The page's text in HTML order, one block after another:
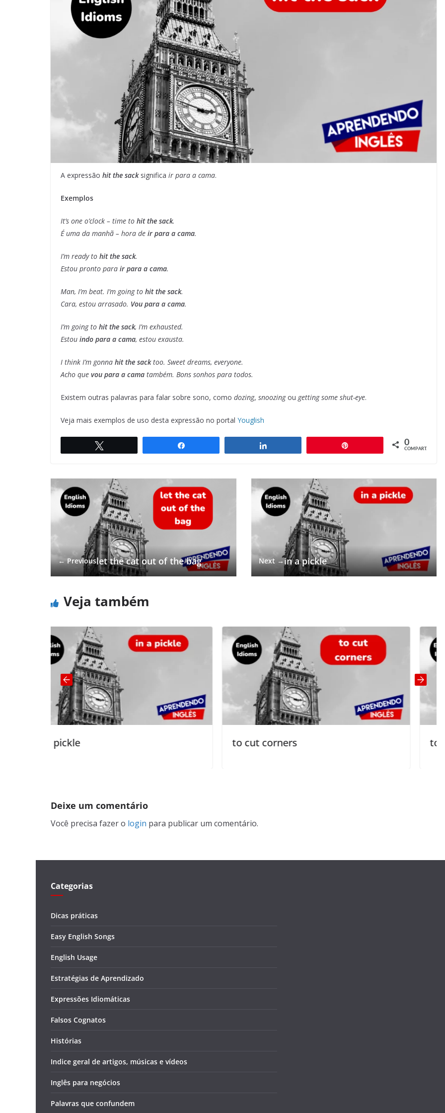
A expressão hit the sacksignifica ir para a cama.
Exemplos
It’s one o’clock – time to hit the sack.
É uma da manhã – hora de ir para a cama.
I’m ready to hit the sack.
Estou pronto para ir para a cama.
Man, I’m beat. I’m going to hit the sack.
Cara, estou arrasado. Vou para a cama.
I’m going to hit the sack, I’m exhausted.
Estou indo para a cama, estou exausta.
I think I’m gonna hit the sacktoo. Sweet dreams, everyone.
Acho que vou para a cama também. Bons sonhos para todos.
Existem outras palavras para falar sobre sono, como dozing, snoozingou getting some shut-eye.
Veja mais exemplos de uso desta expressão no portal Youglish
0
COMPART.
← Previouslet the cat out of the bag Next →in a pickle
Veja também
Deixe um comentário
Você precisa fazer o login para publicar um comentário.
Categorias
Dicas práticas
Easy English Songs
English Usage
Estratégias de Aprendizado
Expressões Idiomáticas
Falsos Cognatos
Histórias
Indice geral de artigos, músicas e vídeos
Inglês para negócios
Palavras que confundem